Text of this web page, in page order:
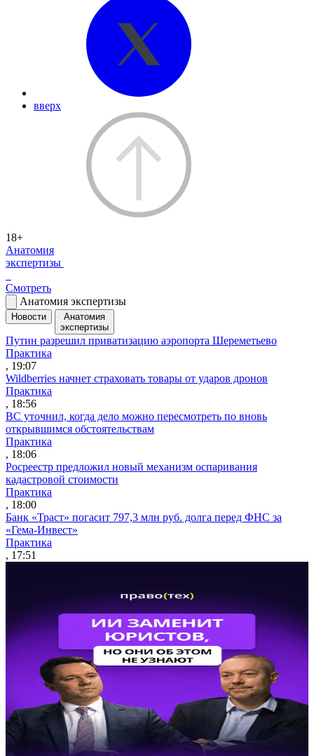
вверх
18+
Анатомия
экспертизы
Смотреть
Анатомия экспертизы
Новости
Анатомия
экспертизы
Путин разрешил приватизацию аэропорта Шереметьево
Практика
, 19:07
Wildberries начнет страховать товары от ударов дронов
Практика
, 18:56
ВС уточнил, когда дело можно пересмотреть по вновь
открывшимся обстоятельствам
Практика
, 18:06
Росреестр предложил новый механизм оспаривания
кадастровой стоимости
Практика
, 18:00
Банк «Траст» погасит 797,3 млн руб. долга перед ФНС за
«Гема-Инвест»
Практика
, 17:51